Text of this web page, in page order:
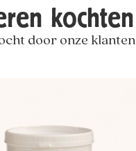
kochten
door onze klanten